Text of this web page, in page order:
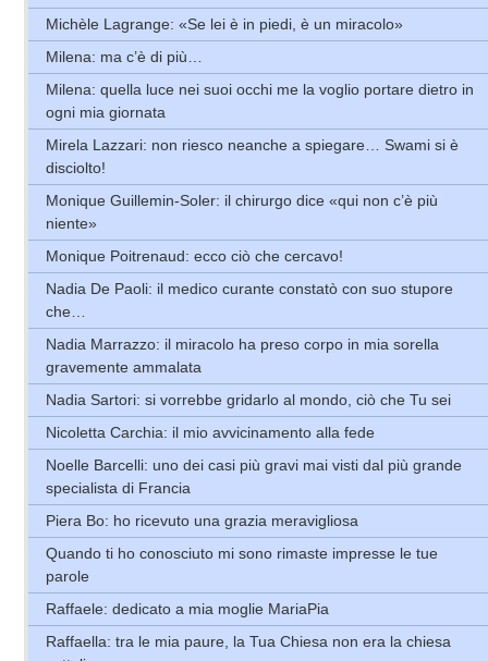
Michèle Lagrange: «Se lei è in piedi, è un miracolo»
Milena: ma c’è di più…
Milena: quella luce nei suoi occhi me la voglio portare dietro in
ogni mia giornata
Mirela Lazzari: non riesco neanche a spiegare… Swami si è
disciolto!
Monique Guillemin-Soler: il chirurgo dice «qui non c’è più
niente»
Monique Poitrenaud: ecco ciò che cercavo!
Nadia De Paoli: il medico curante constatò con suo stupore
che…
Nadia Marrazzo: il miracolo ha preso corpo in mia sorella
gravemente ammalata
Nadia Sartori: si vorrebbe gridarlo al mondo, ciò che Tu sei
Nicoletta Carchia: il mio avvicinamento alla fede
Noelle Barcelli: uno dei casi più gravi mai visti dal più grande
specialista di Francia
Piera Bo: ho ricevuto una grazia meravigliosa
Quando ti ho conosciuto mi sono rimaste impresse le tue
parole
Raffaele: dedicato a mia moglie MariaPia
Raffaella: tra le mia paure, la Tua Chiesa non era la chiesa